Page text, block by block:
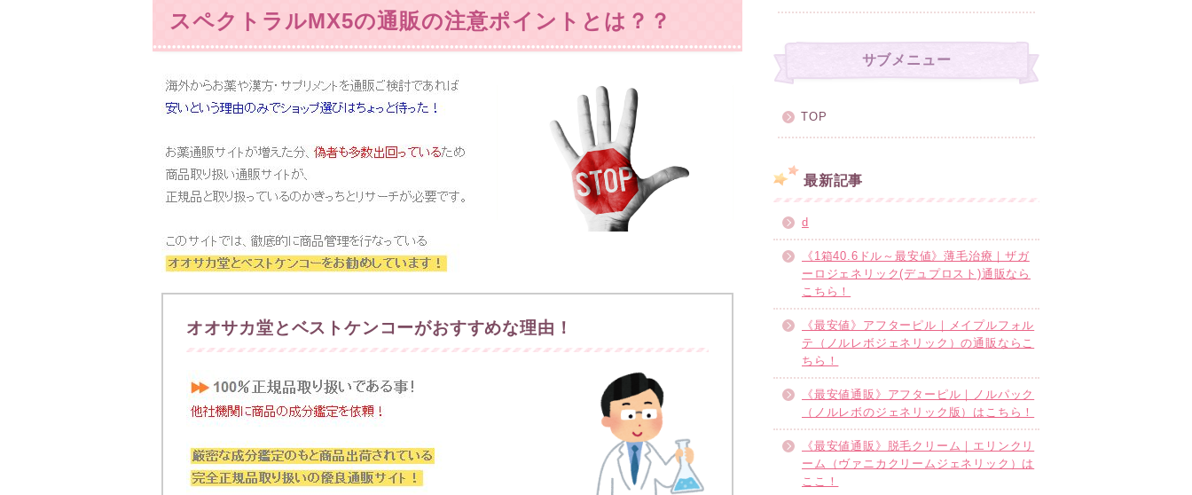
スペクトラルMX5の通販の注意ポイントとは？？
オオサカ堂とベストケンコーがおすすめな理由！
サブメニュー
TOP
最新記事
d
《1箱40.6ドル～最安値》薄毛治療｜ザガ
ーロジェネリック(デュプロスト)通販なら
こちら！
《最安値》アフターピル｜メイプルフォル
テ（ノルレボジェネリック）の通販ならこ
ちら！
《最安値通販》アフターピル｜ノルパック
（ノルレボのジェネリック版）はこちら！
《最安値通販》脱毛クリーム｜エリンクリ
ーム（ヴァニカクリームジェネリック）は
ここ！